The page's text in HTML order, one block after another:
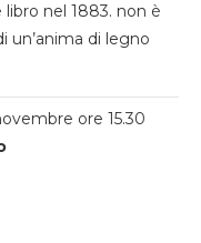
nel 1883. non è
un’anima di legno
ore 15.30